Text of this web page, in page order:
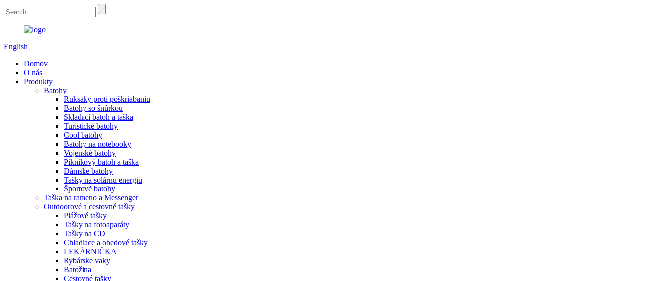
English
Domov
O nás
Produkty
Batohy
Ruksaky proti poškriabaniu
Batohy so šnúrkou
Skladací batoh a taška
Turistické batohy
Cool batohy
Batohy na notebooky
Vojenské batohy
Piknikový batoh a taška
Dámske batohy
Tašky na solárnu energiu
Športové batohy
Taška na rameno a Messenger
Outdoorové a cestovné tašky
Plážové tašky
Tašky na fotoaparáty
Tašky na CD
Chladiace a obedové tašky
LEKÁRNIČKA
Rybárske vaky
Batožina
Cestovné tašky